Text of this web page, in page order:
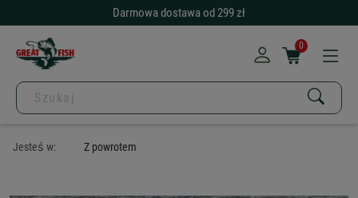
Darmowa dostawa od 299 zł
0
Jesteś w: Z powrotem